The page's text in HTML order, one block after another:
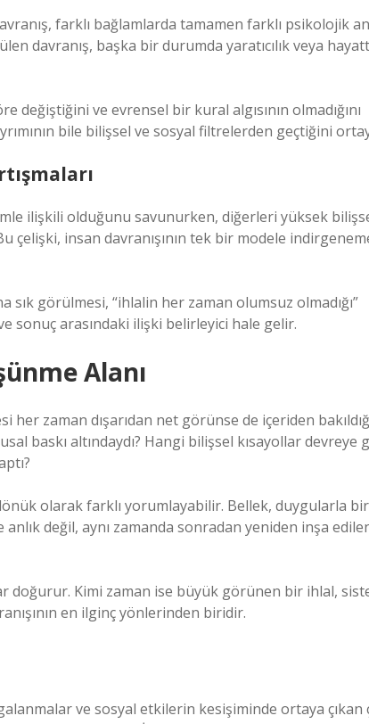
farklı bağlamlarda tamamen farklı psikolojik
davranış, başka bir durumda yaratıcılık veya
değiştiğini ve evrensel bir kural algısının olmadığını
bile bilişsel ve sosyal filtrelerden geçtiğini
ilişkili olduğunu savunurken, diğerleri yüksek
çelişki, insan davranışının tek bir modele
görülmesi, “ihlalin her zaman olumsuz olmadığı”
sonuç arasındaki ilişki belirleyici hale gelir.
Alanı
zaman dışarıdan net görünse de içeriden
baskı altındaydı? Hangi bilişsel kısayollar devreye
olarak farklı yorumlayabilir. Bellek, duygularla
değil, aynı zamanda sonradan yeniden inşa
doğurur. Kimi zaman ise büyük görünen bir ihlal,
en ilginç yönlerinden biridir.
ve sosyal etkilerin kesişiminde ortaya çıkan